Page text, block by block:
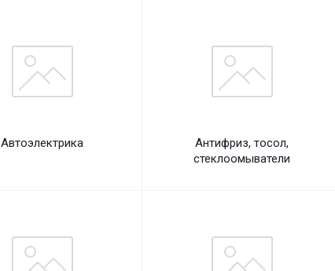
Автоэлектрика
Антифриз, тосол,
стеклоомыватели